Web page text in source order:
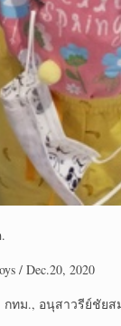
/ Dec.20, 2020
ม., อนุสาวรีย์ชัยสม